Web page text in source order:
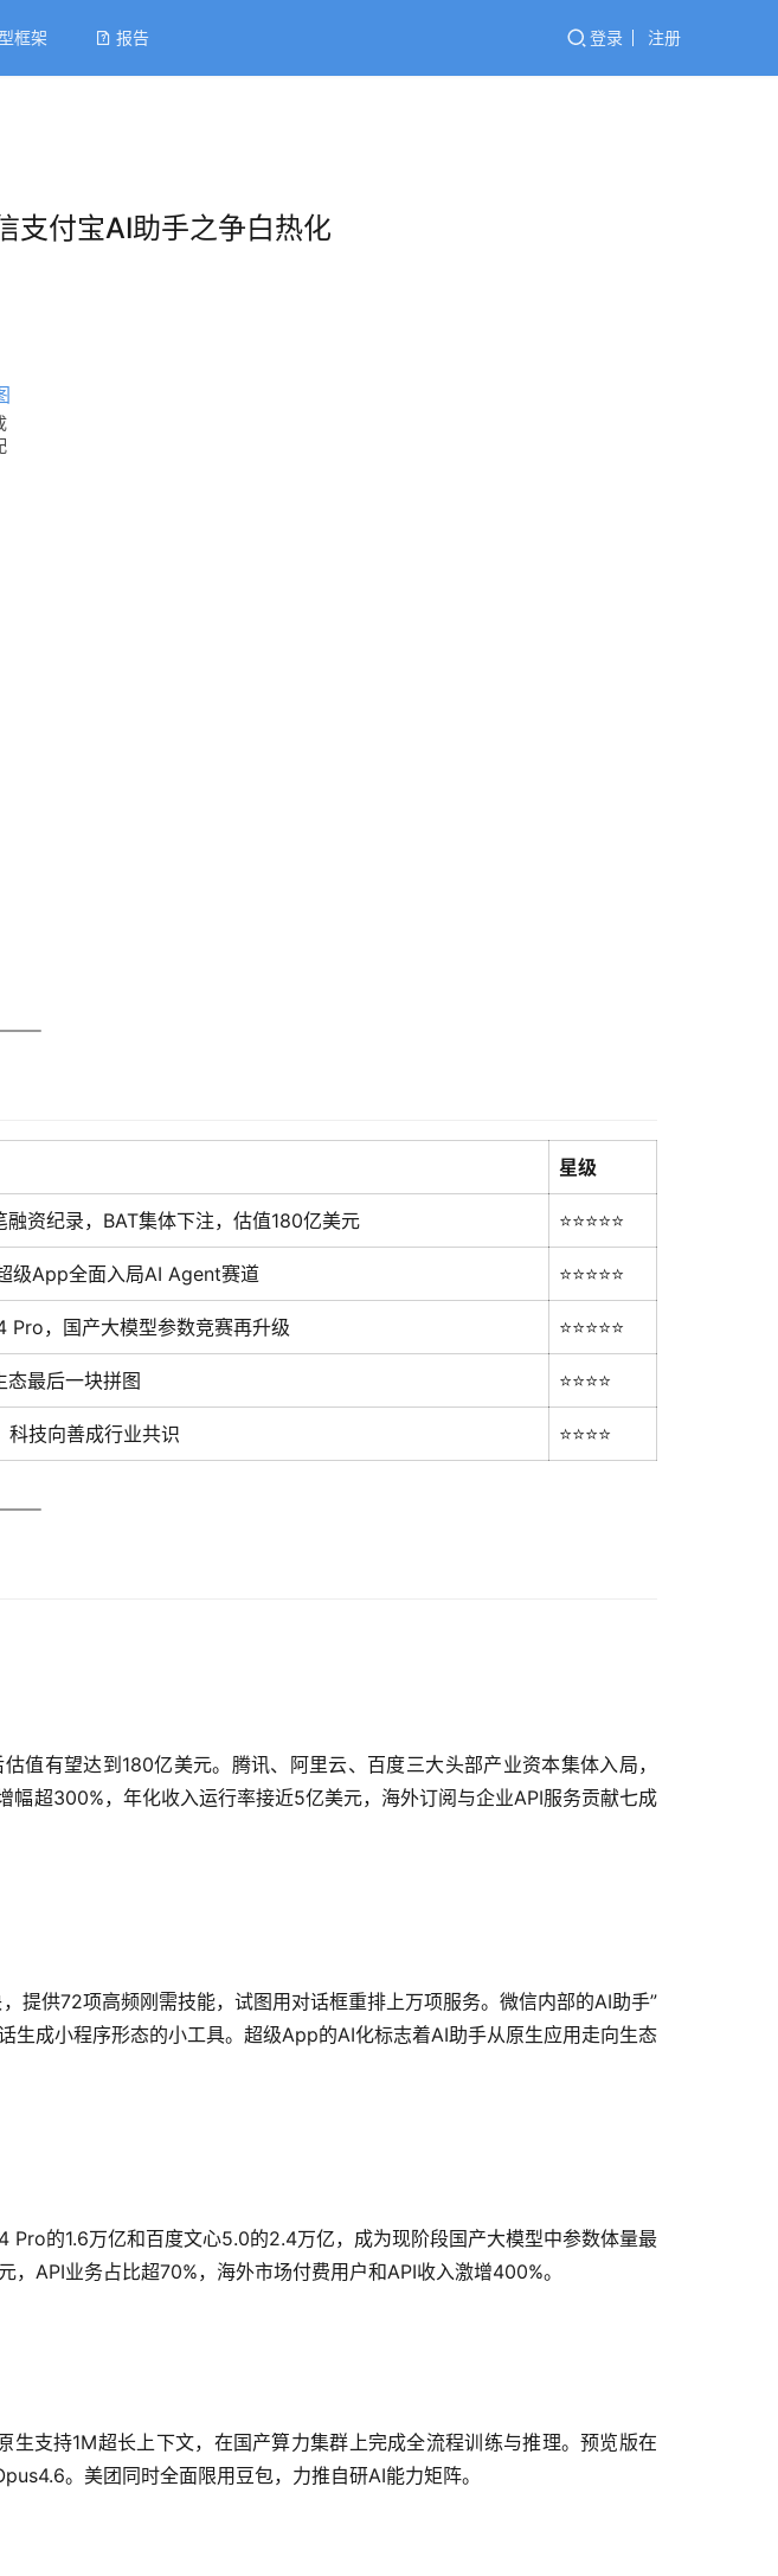
框架 报告 登录 注册
支付宝AI助手之争白热化
星级
资纪录，BAT集体下注，估值180亿美元 ⭐⭐⭐⭐⭐
级App全面入局AI Agent赛道 ⭐⭐⭐⭐⭐
，国产大模型参数竞赛再升级 ⭐⭐⭐⭐⭐
最后一块拼图 ⭐⭐⭐⭐
科技向善成行业共识 ⭐⭐⭐⭐
有望达到180亿美元。腾讯、阿里云、百度三大头部产业资本集体入局，
超300%，年化收入运行率接近5亿美元，海外订阅与企业API服务贡献七成
提供72项高频刚需技能，试图用对话框重排上万项服务。微信内部的AI助手”
成小程序形态的小工具。超级App的AI化标志着AI助手从原生应用走向生态
的1.6万亿和百度文心5.0的2.4万亿，成为现阶段国产大模型中参数体量最
API业务占比超70%，海外市场付费用户和API收入激增400%。
支持1M超长上下文，在国产算力集群上完成全流程训练与推理。预览版在
。美团同时全面限用豆包，力推自研AI能力矩阵。